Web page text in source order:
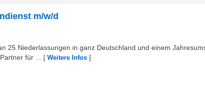
m/w/d
25 Niederlassungen in ganz Deutschland und einem
für ...
[ Weitere Infos ]